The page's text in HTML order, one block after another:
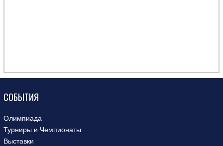
СОБЫТИЯ
Олимпиада
Турниры и Чемпионаты
Выставки